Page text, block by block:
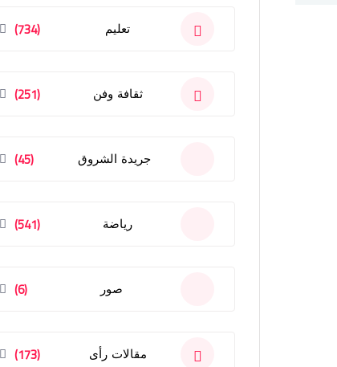
تعليم (734)
ثقافة وفن (251)
جريدة الشروق (45)
رياضة (541)
صور (6)
مقالات رأى (173)